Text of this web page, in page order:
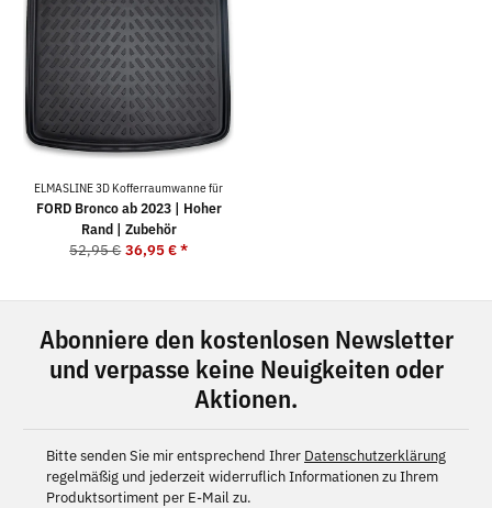
ELMASLINE 3D Kofferraumwanne für
FORD Bronco ab 2023 | Hoher
Rand | Zubehör
52,95 € 36,95 €*
Abonniere den kostenlosen Newsletter
und verpasse keine Neuigkeiten oder
Aktionen.
Bitte senden Sie mir entsprechend Ihrer Datenschutzerklärung
regelmäßig und jederzeit widerruflich Informationen zu Ihrem
Produktsortiment per E-Mail zu.